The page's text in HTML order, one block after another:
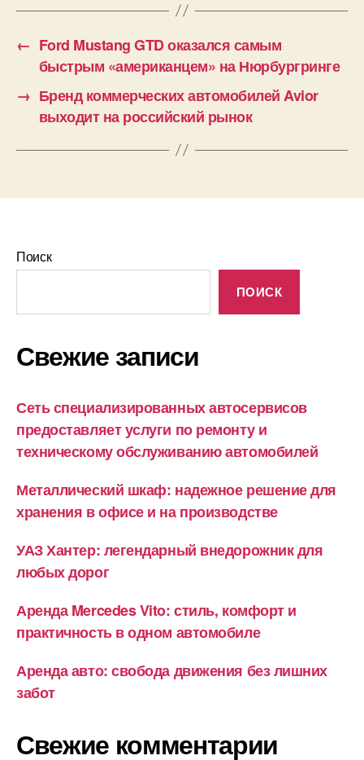
← Ford Mustang GTD оказался самым
быстрым «американцем» на Нюрбургринге
→ Бренд коммерческих автомобилей Avior
выходит на российский рынок
Поиск
ПОИСК
Свежие записи
Сеть специализированных автосервисов
предоставляет услуги по ремонту и
техническому обслуживанию автомобилей
Металлический шкаф: надежное решение для
хранения в офисе и на производстве
УАЗ Хантер: легендарный внедорожник для
любых дорог
Аренда Mercedes Vito: стиль, комфорт и
практичность в одном автомобиле
Аренда авто: свобода движения без лишних
забот
Свежие комментарии